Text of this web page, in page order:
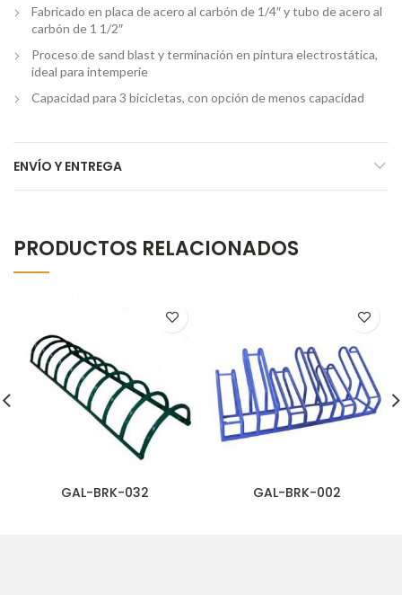
Fabricado en placa de acero al carbón de 1/4″ y tubo de acero al
carbón de 1 1/2″
Proceso de sand blast y terminación en pintura electrostática,
ideal para intemperie
Capacidad para 3 bicicletas, con opción de menos capacidad
ENVÍO Y ENTREGA
PRODUCTOS RELACIONADOS
GAL-BRK-032 GAL-BRK-002